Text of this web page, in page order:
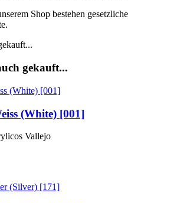
Shop bestehen gesetzliche
gekauft...
(White) [001]
Vallejo